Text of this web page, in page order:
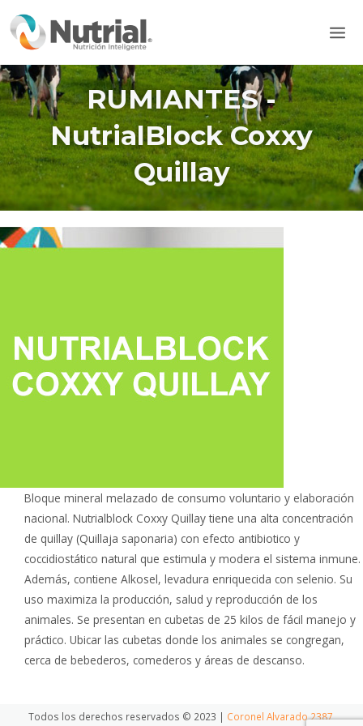
contenido
RUMIANTES -
NutrialBlock Coxxy
Quillay
Bloque mineral melazado de consumo voluntario y elaboración
nacional. Nutrialblock Coxxy Quillay tiene una alta concentración
de quillay (Quillaja saponaria) con efecto antibiotico y
coccidiostático natural que estimula y modera el sistema inmune.
Además, contiene Alkosel, levadura enriquecida con selenio. Su
uso maximiza la producción, salud y reproducción de los
animales. Se presentan en cubetas de 25 kilos de fácil manejo y
práctico. Ubicar las cubetas donde los animales se congregan,
cerca de bebederos, comederos y áreas de descanso.
Todos los derechos reservados © 2023 | Coronel Alvarado 2387,